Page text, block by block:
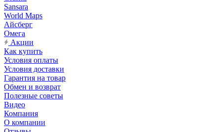
Sansara
World Maps
Айсберг
Омега
Акции
Как купить
Условия оплаты
Условия доставки
Гарантия на товар
Обмен и возврат
Полезные советы
Видео
Компания
О компании